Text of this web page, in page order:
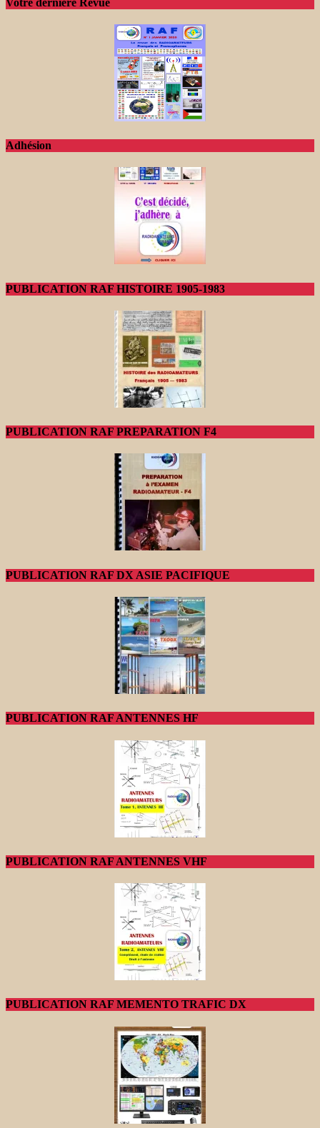
Adhésion
PUBLICATION RAF HISTOIRE 1905-1983
PUBLICATION RAF PREPARATION F4
PUBLICATION RAF DX ASIE PACIFIQUE
PUBLICATION RAF ANTENNES HF
PUBLICATION RAF ANTENNES VHF
PUBLICATION RAF MEMENTO TRAFIC DX